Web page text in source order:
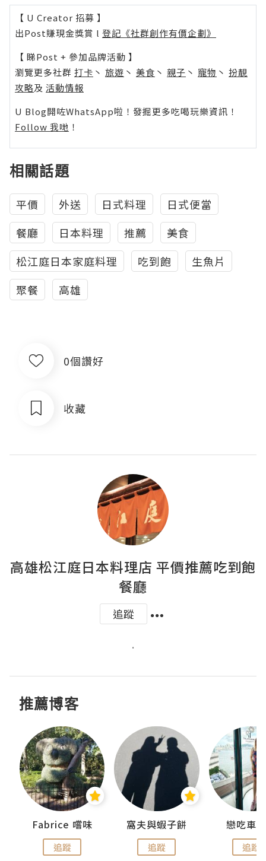
【 U Creator 招募 】
出Post賺現金獎賞 l 登記《社群創作有價企劃》
【 睇Post + 參加品牌活動 】
瀏覽更多社群 打卡 丶 旅遊 丶 美食 丶 親子 丶 寵物 丶 扮靚
攻略及 活動情報
U Blog開咗WhatsApp啦！發掘更多吃喝玩樂資訊！
Follow 我哋 ！
相關話題
平價 外送 日式料理
日式便當
餐廳
日本料理 推薦
美食
松江庭日本家庭料理
吃到飽
生魚片
聚餐
高雄
0個讚好
收藏
高雄松江庭日本料理店 平價推薦吃到飽
餐廳
追蹤
.
推薦博客
Fabrice 嚐味
追蹤
窩夫與蝦子餅
追蹤
戀吃車
追蹤